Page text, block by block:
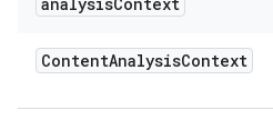
ContentAnalysisContext